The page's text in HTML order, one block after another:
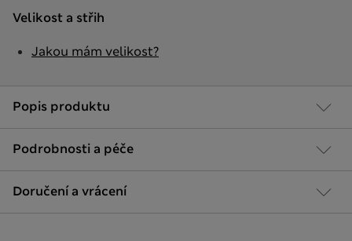
Popis produktu
Podrobnosti a péče
Doručení a vrácení
Velikost a střih
Jakou mám velikost?